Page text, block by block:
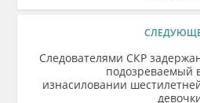
Следователями СКР
подозреваемый
изнасиловании